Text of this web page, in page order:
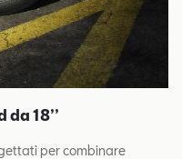
18’’
per combinare